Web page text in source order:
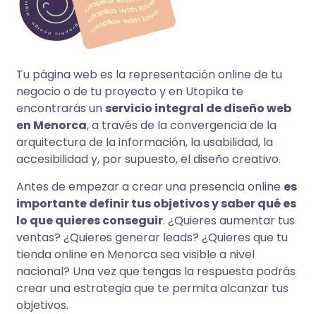
Tu página web es la representación online de tu
negocio o de tu proyecto y en Utopika te
encontrarás un servicio integral de diseño web
en Menorca, a través de la convergencia de la
arquitectura de la información, la usabilidad, la
accesibilidad y, por supuesto, el diseño creativo.
Antes de empezar a crear una presencia online es
importante definir tus objetivos y saber qué es
lo que quieres conseguir. ¿Quieres aumentar tus
ventas? ¿Quieres generar leads? ¿Quieres que tu
tienda online en Menorca sea visible a nivel
nacional? Una vez que tengas la respuesta podrás
crear una estrategia que te permita alcanzar tus
objetivos.